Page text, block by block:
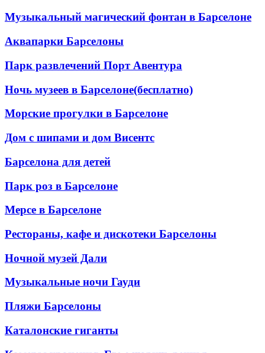
Музыкальный магический фонтан в Барселоне
Аквапарки Барселоны
Парк развлечений Порт Авентура
Ночь музеев в Барселоне(бесплатно)
Морские прогулки в Барселоне
Дом с шипами и дом Висентс
Барселона для детей
Парк роз в Барселоне
Мерсе в Барселоне
Рестораны, кафе и дискотеки Барселоны
Ночной музей Дали
Музыкальные ночи Гауди
Пляжи Барселоны
Каталонские гиганты